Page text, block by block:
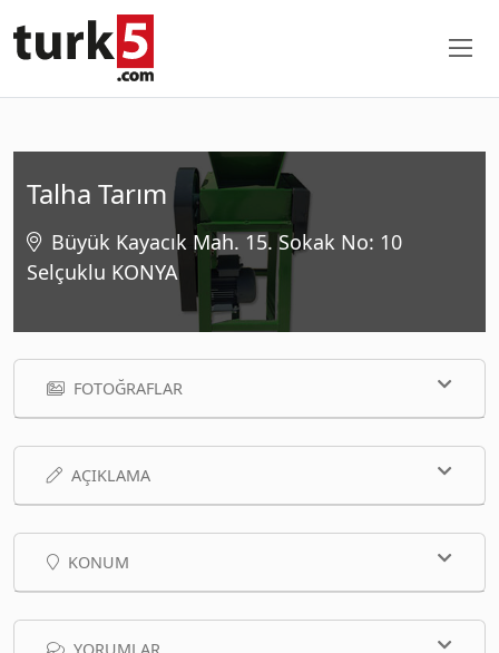
Talha Tarım
Büyük Kayacık Mah. 15. Sokak No: 10
Selçuklu KONYA
FOTOĞRAFLAR
AÇIKLAMA
KONUM
YORUMLAR